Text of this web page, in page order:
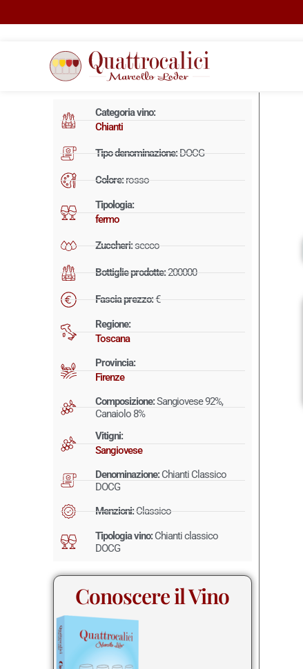
Categoria vino:
Chianti
Tipo denominazione:DOCG
Colore:rosso
Tipologia:
fermo
Zuccheri:secco
Bottiglie prodotte:200000
Fascia prezzo:€
Regione:
Toscana
Provincia:
Firenze
Composizione:Sangiovese 92%,
Canaiolo 8%
Vitigni:
Sangiovese
Denominazione:Chianti Classico
DOCG
Menzioni:Classico
Tipologia vino:Chianti classico
DOCG
Conoscere il Vino